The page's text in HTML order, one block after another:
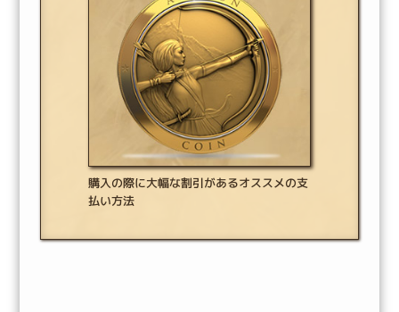
購入の際に大幅な割引があるオススメの支
払い方法